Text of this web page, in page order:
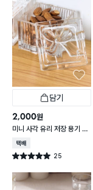
담기
2,000원
미니 사각 유리 저장 용기 13
0 ml
택배배송
별점 5.0점 25
건 작성